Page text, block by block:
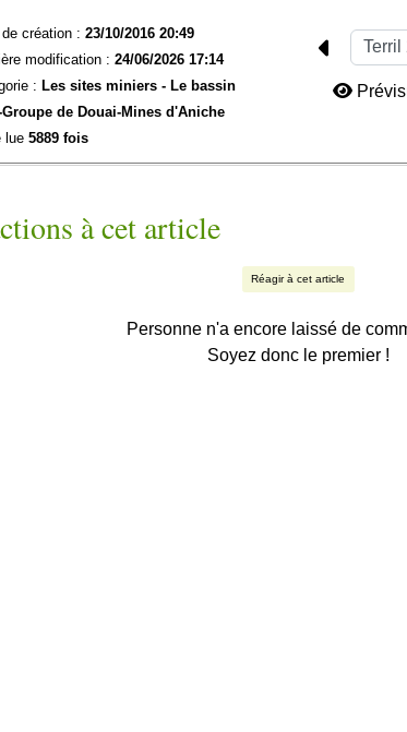
création : 23/10/2016 20:49
modification : 24/06/2026 17:14
: Les sites miniers - Le bassin
Groupe de Douai-Mines d'Aniche
lue 5889 fois
à cet article
Réagir à cet article
Personne n'a encore laissé de
Soyez donc le premier !